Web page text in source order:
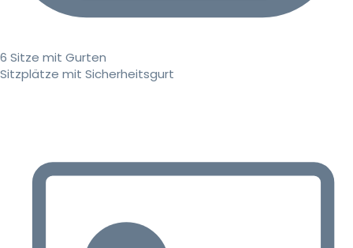
6 Sitze mit Gurten
Sitzplätze mit Sicherheitsgurt